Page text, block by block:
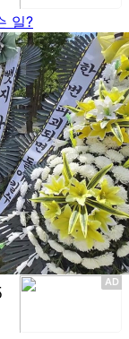
일?